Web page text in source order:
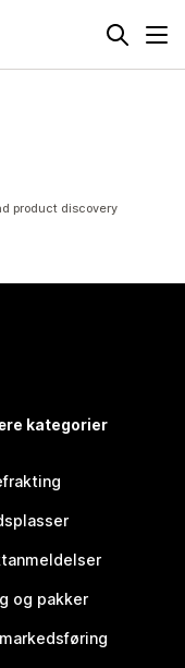
product discovery
kategorier
og pakker